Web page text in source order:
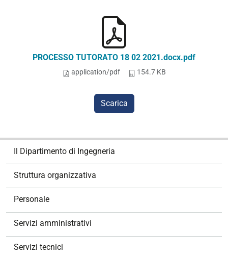
PROCESSO TUTORATO 18 02 2021.docx.pdf
application/pdf 154.7 KB
Scarica
Il Dipartimento di Ingegneria
Struttura organizzativa
Personale
Servizi amministrativi
Servizi tecnici